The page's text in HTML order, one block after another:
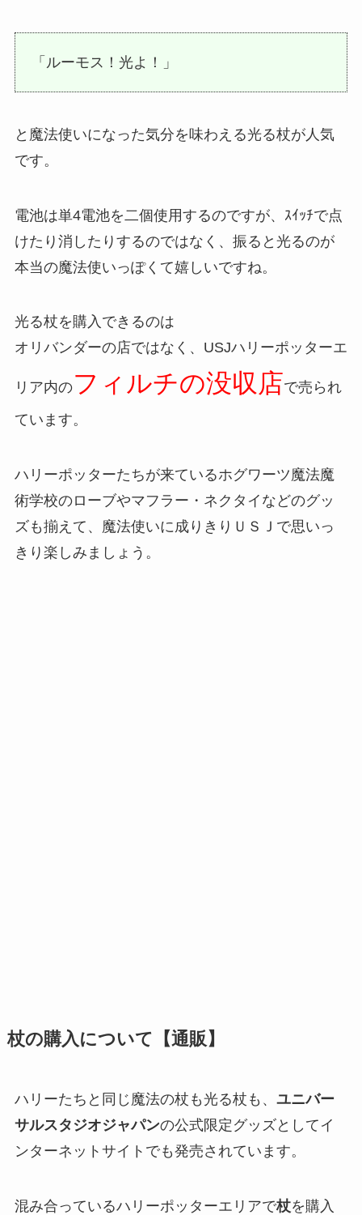
「ルーモス！光よ！」
と魔法使いになった気分を味わえる光る杖が人気
です。
電池は単4電池を二個使用するのですが、ｽｲｯﾁで点
けたり消したりするのではなく、振ると光るのが
本当の魔法使いっぽくて嬉しいですね。
光る杖を購入できるのは
オリバンダーの店ではなく、USJハリーポッターエ
リア内のフィルチの没収店で売られ
ています。
ハリーポッターたちが来ているホグワーツ魔法魔
術学校のローブやマフラー・ネクタイなどのグッ
ズも揃えて、魔法使いに成りきりＵＳＪで思いっ
きり楽しみましょう。
杖の購入について【通販】
ハリーたちと同じ魔法の杖も光る杖も、 ユニバー
サルスタジオジャパンの公式限定グッズとしてイ
ンターネットサイトでも発売されています。
混み合っているハリーポッターエリアで杖を購入